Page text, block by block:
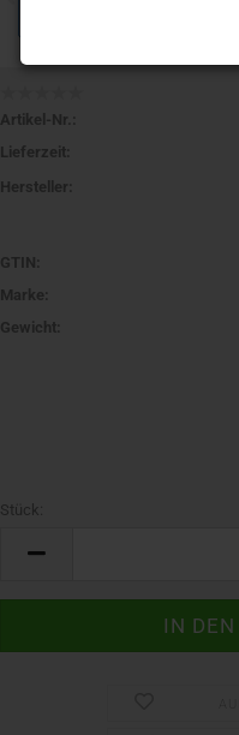
Artikel-Nr.:
Lieferzeit:
Hersteller:
GTIN:
Marke:
Gewicht:
Stück: